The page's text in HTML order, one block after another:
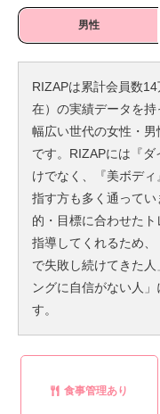
男性
RIZAPは累計会員数
在）の実績データを持
幅広い世代の女性・
です。RIZAPには『
けでなく、『美ボデ
指す方も多く通ってい
的・目標に合わせたト
指導してくれるため
で失敗し続けてきた
ングに自信がない人
す。
食事管理あり